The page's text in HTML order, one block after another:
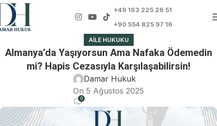
+49 163 225 26 51
+90 554 825 97 16
AILE HUKUKU
Almanya’da Yaşıyorsun Ama Nafaka Ödemedin
mi? Hapis Cezasıyla Karşılaşabilirsin!
Damar Hukuk
On 5 Ağustos 2025
0